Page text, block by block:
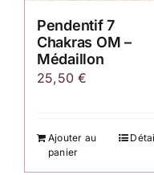
Pendentif 7
Chakras OM –
Médaillon
25,50€
Ajouter au
panier